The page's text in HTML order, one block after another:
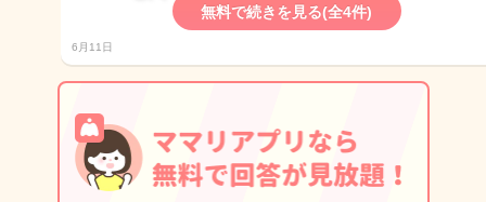
無料で続きを見る(全4件)
6月11日